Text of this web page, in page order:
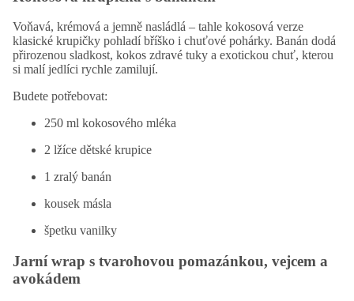
Voňavá, krémová a jemně nasládlá – tahle kokosová verze
klasické krupičky pohladí bříško i chuťové pohárky. Banán dodá
přirozenou sladkost, kokos zdravé tuky a exotickou chuť, kterou
si malí jedlíci rychle zamilují.
Budete potřebovat:
250 ml kokosového mléka
2 lžíce dětské krupice
1 zralý banán
kousek másla
špetku vanilky
Jarníwrap s tvarohovou pomazánkou, vejcem a
avokádem